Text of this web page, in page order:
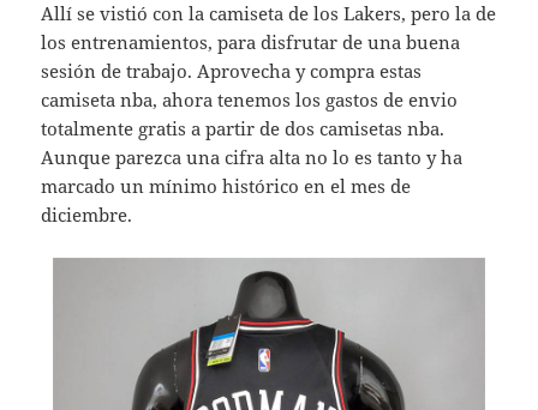
Allí se vistió con la camiseta de los Lakers, pero la de
los entrenamientos, para disfrutar de una buena
sesión de trabajo. Aprovecha y compra estas
camiseta nba, ahora tenemos los gastos de envio
totalmente gratis a partir de dos camisetas nba.
Aunque parezca una cifra alta no lo es tanto y ha
marcado un mínimo histórico en el mes de
diciembre.